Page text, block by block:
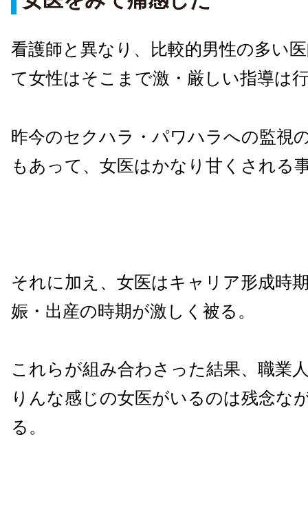
看護師と異なり、比較的男性の多い
て女性はそこまで激・厳しい指導は
昨今のセクハラ・パワハラへの監視
もあって、女医はかなり甘くされる
それに加え、女医はキャリア形成時
娠・出産の時期が激しく被る。
これらが組み合わさった結果、職業
りんな感じの女医がいるのは残念な
る。